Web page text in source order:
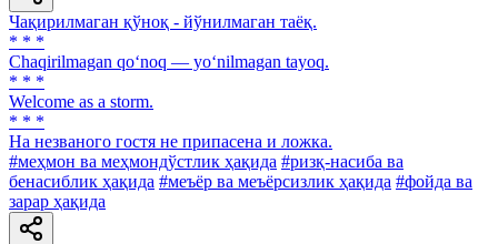
Чақирилмаган қўноқ - йўнилмаган таёқ.
* * *
Chaqirilmagan qo‘noq — yo‘nilmagan tayoq.
* * *
Welcome as a storm.
* * *
Ha незваного гостя не припасена и ложка.
#меҳмон ва меҳмондўстлик ҳақида #ризқ-насиба ва
бенасиблик ҳақида #меъёр ва меъёрсизлик ҳақида #фойда ва
зарар ҳақида